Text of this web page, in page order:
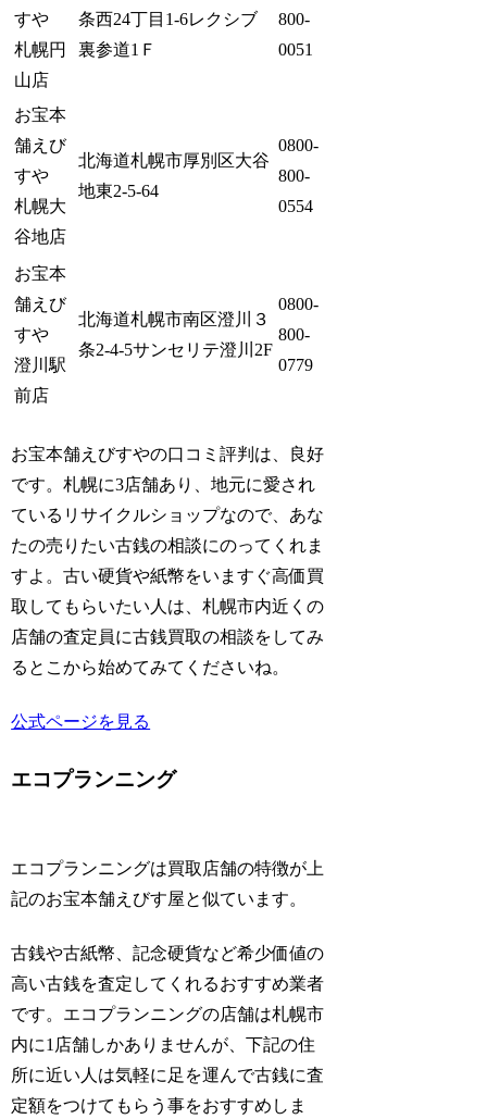
すや
札幌円
山店
条西24丁目1-6レクシブ
裏参道1Ｆ
800-
0051
お宝本
舗えび
すや
札幌大
谷地店
北海道札幌市厚別区大谷
地東2-5-64
0800-
800-
0554
お宝本
舗えび
すや
澄川駅
前店
北海道札幌市南区澄川３
条2-4-5サンセリテ澄川2F
0800-
800-
0779
お宝本舗えびすやの口コミ評判は、良好
です。札幌に3店舗あり、地元に愛され
ているリサイクルショップなので、あな
たの売りたい古銭の相談にのってくれま
すよ。古い硬貨や紙幣をいますぐ高価買
取してもらいたい人は、札幌市内近くの
店舗の査定員に古銭買取の相談をしてみ
るとこから始めてみてくださいね。
公式ページを見る
エコプランニング
エコプランニングは買取店舗の特徴が上
記のお宝本舗えびす屋と似ています。
古銭や古紙幣、記念硬貨など希少価値の
高い古銭を査定してくれるおすすめ業者
です。エコプランニングの店舗は札幌市
内に1店舗しかありませんが、下記の住
所に近い人は気軽に足を運んで古銭に査
定額をつけてもらう事をおすすめしま